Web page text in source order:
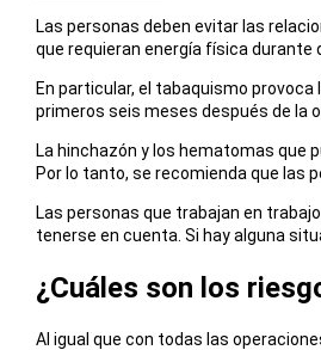
Las personas deben evitar las
que requieran energía física durante
En particular, el tabaquismo
primeros seis meses después de la
La hinchazón y los hematomas que
Por lo tanto, se recomienda que las
Las personas que trabajan en
tenerse en cuenta. Si hay alguna
¿Cuáles son los
Al igual que con todas las